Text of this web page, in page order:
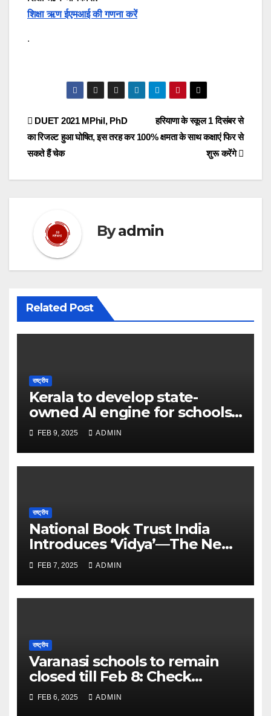
शिक्षा ऋण ईएमआई की गणना करें
.
Post
navigation
हरियाणा के स्कूल 1 दिसंबर से
100% क्षमता के साथ कक्षाएं फिर से
शुरू करेंगे
DUET 2021 MPhil, PhD
का रिजल्ट हुआ घोषित, इस तरह कर
सकते हैं चेक
Byadmin
Related Post
राष्ट्रीय
Kerala to develop state-
owned AI engine for schools
in 2025 – The Times of India
FEB 9, 2025 ADMIN
राष्ट्रीय
National Book Trust India
Introduces ‘Vidya’—The New
Face of Learning and
Discovery – The Times of
India
FEB 7, 2025 ADMIN
राष्ट्रीय
Varanasi schools to remain
closed till Feb 8: Check
details here – The Times of
India
FEB 6, 2025 ADMIN